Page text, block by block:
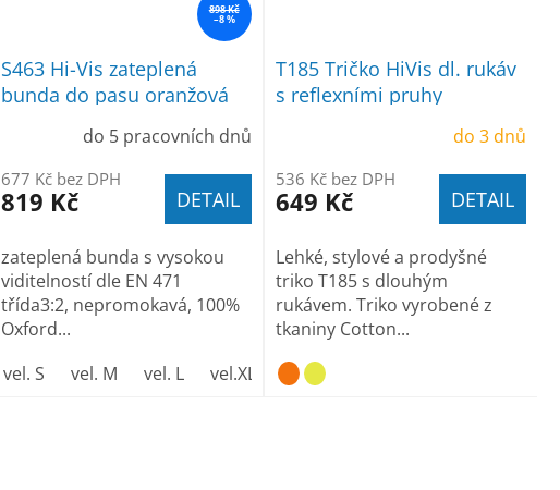
898 Kč
–8 %
S463 Hi-Vis zateplená
bunda do pasu oranžová
do 5 pracovních dnů
677 Kč bez DPH
819 Kč DETAIL
zateplená bunda s vysokou
viditelností dle EN 471
třída3:2, nepromokavá, 100%
Oxford...
vel. S
vel. M vel. L vel.XL vel. XXL
T185 Tričko HiVis dl. rukáv
s reflexními pruhy
do 3 dnů
536 Kč bez DPH
649 Kč DETAIL
Lehké, stylové a prodyšné
triko T185 s dlouhým
rukávem. Triko vyrobené z
tkaniny Cotton...